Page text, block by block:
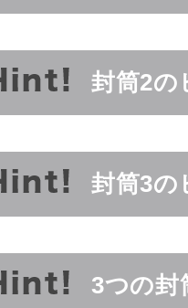
封筒2の
封筒3の
3つの封